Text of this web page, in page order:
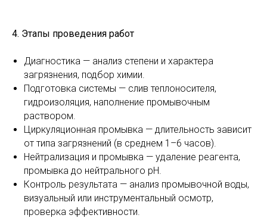
4. Этапы проведения работ
Диагностика — анализ степени и характера
загрязнения, подбор химии.
Подготовка системы — слив теплоносителя,
гидроизоляция, наполнение промывочным
раствором.
Циркуляционная промывка — длительность зависит
от типа загрязнений (в среднем 1–6 часов).
Нейтрализация и промывка — удаление реагента,
промывка до нейтрального pH.
Контроль результата — анализ промывочной воды,
визуальный или инструментальный осмотр,
проверка эффективности.
Каталог
Услуги
Контакты
Российский производитель
промышленной химии